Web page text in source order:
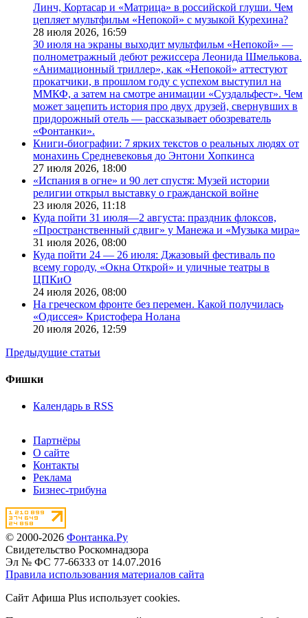
Линч, Кортасар и «Матрица» в российской глуши. Чем
цепляет мультфильм «Непокой» с музыкой Курехина?
28 июля 2026, 16:59
30 июля на экраны выходит мультфильм «Непокой» —
полнометражный дебют режиссера Леонида Шмелькова.
«Анимационный триллер», как «Непокой» аттестуют
прокатчики, в прошлом году с успехом выступил на
ММКФ, а затем на смотре анимации «Суздальфест». Чем
может зацепить история про двух друзей, свернувших в
придорожный отель — рассказывает обозреватель
«Фонтанки».
Книги-биографии: 7 ярких текстов о реальных людях от
монахинь Средневековья до Энтони Хопкинса
27 июля 2026, 18:00
«Испания в огне» и 90 лет спустя: Музей истории
религии открыл выставку о гражданской войне
23 июля 2026, 11:18
Куда пойти 31 июля—2 августа: праздник флоксов,
«Пространственный сдвиг» у Манежа и «Музыка мира»
31 июля 2026, 08:00
Куда пойти 24 — 26 июля: Джазовый фестиваль по
всему городу, «Окна Открой» и уличные театры в
ЦПКиО
24 июля 2026, 08:00
На греческом фронте без перемен. Какой получилась
«Одиссея» Кристофера Нолана
20 июля 2026, 12:59
Предыдущие статьи
Фишки
Календарь в RSS
Партнёры
О сайте
Контакты
Реклама
Бизнес-трибуна
© 2000-2026 Фонтанка.Ру
Свидетельство Роскомнадзора
Эл № ФС 77-66333 от 14.07.2016
Правила использования материалов сайта
Сайт Афиша Plus использует cookies.